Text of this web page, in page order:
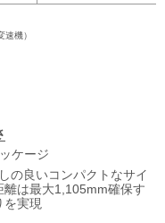
機）
ケージ
の良いコンパクトなサイ
離は最大1,105mm確保す
を実現